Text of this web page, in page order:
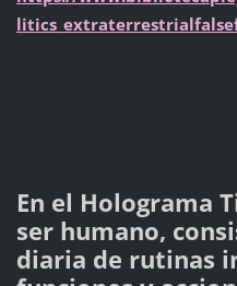
En el Holograma
ser humano,
diaria de rutinas